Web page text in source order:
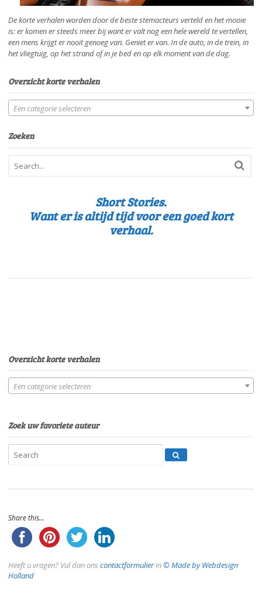
De korte verhalen worden door de beste stemacteurs verteld en het mooie
is: er komen er steeds meer bij want er valt nog een hele wereld te vertellen,
een mens krijgt er nooit genoeg van. Geniet er van. In de auto, in de trein, in
het vliegtuig, op het strand of in je bed en op elk moment van de dag.
Overzicht korte verhalen
Een categorie selecteren
Zoeken
Short Stories.
Want er is altijd tijd voor een goed kort
verhaal.
Overzicht korte verhalen
Een categorie selecteren
Zoek uw favoriete auteur
Share this...
Heeft u vragen? Vul dan ons contactformulierin© Made by Webdesign
Holland